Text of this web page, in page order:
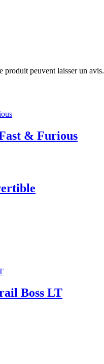
produit peuvent laisser un avis.
& Furious
Boss LT